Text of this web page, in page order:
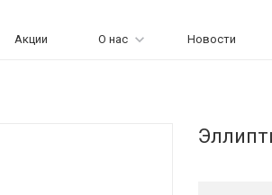
Акции О нас Новости